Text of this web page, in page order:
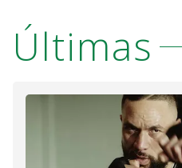
Últimas